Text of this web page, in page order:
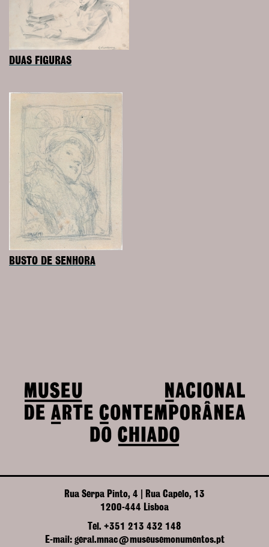
DUAS FIGURAS
BUSTO DE SENHORA
Rua Serpa Pinto, 4 | Rua Capelo, 13
1200-444 Lisboa
Tel. +351 213 432 148
E-mail: geral.mnac@museusemonumentos.pt